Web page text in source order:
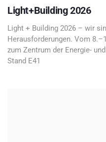
Light+Building 2026
Light + Building 2026 – wir
Herausforderungen. Vom
zum Zentrum der Energie-
Stand E41